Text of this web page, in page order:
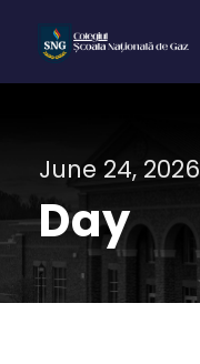
June 24, 2026
Day